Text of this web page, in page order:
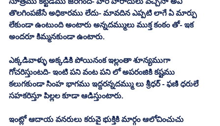
తొలగింపజేసే అధికారము లేదు- మావదిన ఎప్పటి లాగే ఏ మార్పు
లేకుండా ఉంటుంది అంటారు అన్నదమ్ములు ముక్త కంఠం తో- ఇక
అందరూ కిమ్మనకుండా ఉంటారు.
ఎక్కడివాళ్ళు అక్కడికి పోయినంక ఇల్లంతా శూన్యముగా
గోచరిస్తుంటది- ఇంటి పని వంట పని లో అపరంజికి కష్టము
కలుగకుండా సింహ భాగము ఇద్దరన్నదమ్ము లు శ్రీధర్ - ఫణి ధరులే
సహకరిస్తూ పిల్లల కూడా ఆడిస్తుంటారు.
ఇంట్లో ఆదాయ వనరులు కరువై భుక్తికి మార్గం ఆలోచించుచు